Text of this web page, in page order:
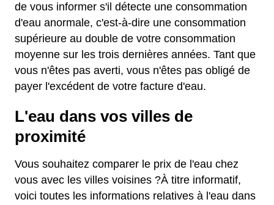
de vous informer s'il détecte une consommation
d'eau anormale, c'est-à-dire une consommation
supérieure au double de votre consommation
moyenne sur les trois dernières années. Tant que
vous n'êtes pas averti, vous n'êtes pas obligé de
payer l'excédent de votre facture d'eau.
L'eau dans vos villes de
proximité
Vous souhaitez comparer le prix de l'eau chez
vous avec les villes voisines ?À titre informatif,
voici toutes les informations relatives à l'eau dans